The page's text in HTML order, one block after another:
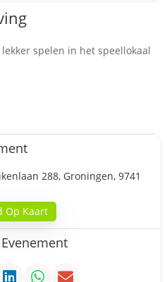
spelen in het speellokaal
288, Groningen, 9741
Op Kaart